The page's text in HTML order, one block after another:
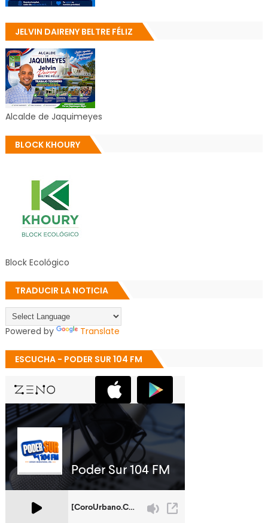
JELVIN DAIRENY BELTRE FÉLIZ
Alcalde de Jaquimeyes
BLOCK KHOURY
Block Ecológico
TRADUCIR LA NOTICIA
Powered by Translate
ESCUCHA - PODER SUR 104 FM